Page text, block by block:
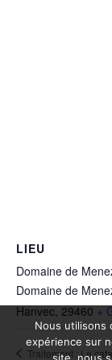
LIEU
Domaine de
Domaine de
Hanvec, 29460 +
Traitement : Le
Nous utilisons
expérience sur